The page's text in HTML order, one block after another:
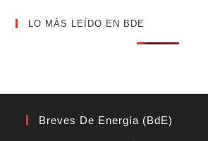
LO MÁS LEÍDO EN BDE
Breves De Energía (BdE)